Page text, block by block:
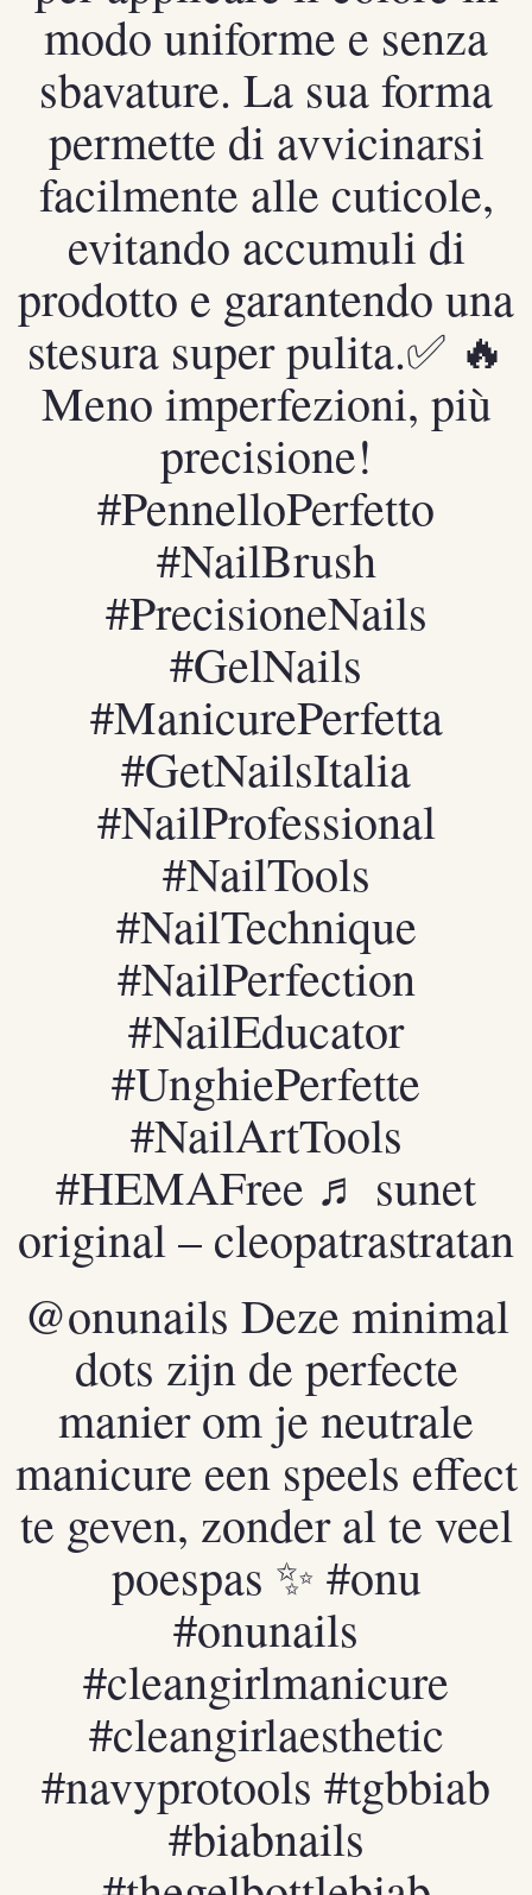
modo uniforme e senza
sbavature. La sua forma
permette di avvicinarsi
facilmente alle cuticole,
evitando accumuli di
prodotto e garantendo una
stesura super pulita.✅ 🔥
Meno imperfezioni, più
precisione!
#PennelloPerfetto
#NailBrush
#PrecisioneNails
#GelNails
#ManicurePerfetta
#GetNailsItalia
#NailProfessional
#NailTools
#NailTechnique
#NailPerfection
#NailEducator
#UnghiePerfette
#NailArtTools
#HEMAFree ♬ sunet
original – cleopatrastratan
@onunails Deze minimal
dots zijn de perfecte
manier om je neutrale
manicure een speels effect
te geven, zonder al te veel
poespas ✨ #onu
#onunails
#cleangirlmanicure
#cleangirlaesthetic
#navyprotools #tgbbiab
#biabnails